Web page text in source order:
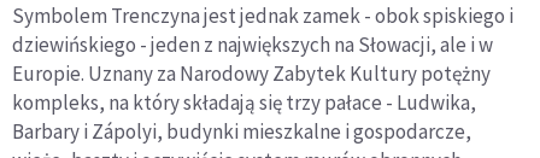
Symbolem Trenczyna jest jednak zamek - obok spiskiego i
dziewińskiego - jeden z największych na Słowacji, ale i w
Europie. Uznany za Narodowy Zabytek Kultury potężny
kompleks, na który składają się trzy pałace - Ludwika,
Barbary i Zápolyi, budynki mieszkalne i gospodarcze,